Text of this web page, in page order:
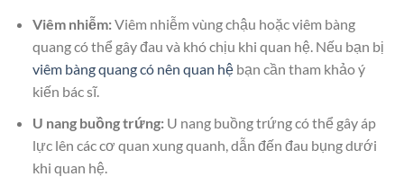
Viêm nhiễm:Viêm nhiễm vùng chậu hoặc viêm bàng
quang có thể gây đau và khó chịu khi quan hệ. Nếu bạn bị
viêm bàng quang có nên quan hệbạn cần tham khảo ý
kiến bác sĩ.
U nang buồng trứng:U nang buồng trứng có thể gây áp
lực lên các cơ quan xung quanh, dẫn đến đau bụng dưới
khi quan hệ.